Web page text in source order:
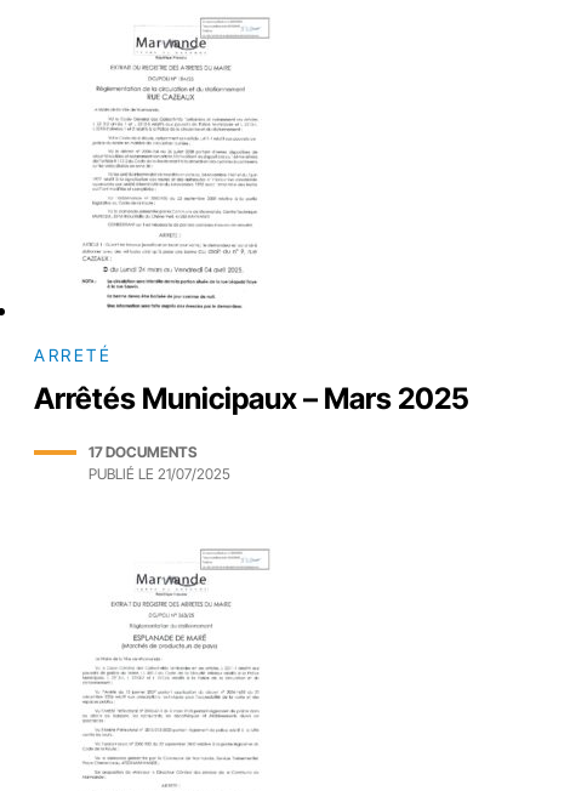
ARRETÉ
Arrêtés Municipaux – Mars 2025
17 DOCUMENTS
PUBLIÉ LE 21/07/2025